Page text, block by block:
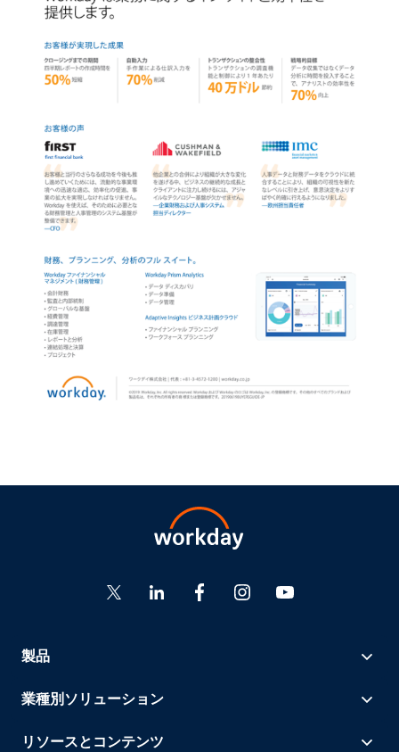
製品
業種別ソリューション
リソースとコンテンツ